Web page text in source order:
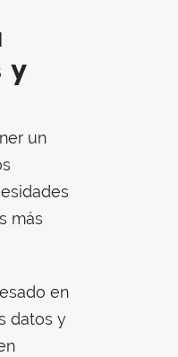
y
un
más
en
datos y